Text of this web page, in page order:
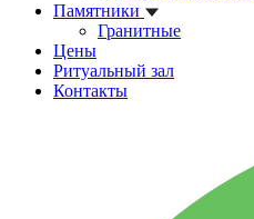
Памятники
Гранитные
Цены
Ритуальный зал
Контакты